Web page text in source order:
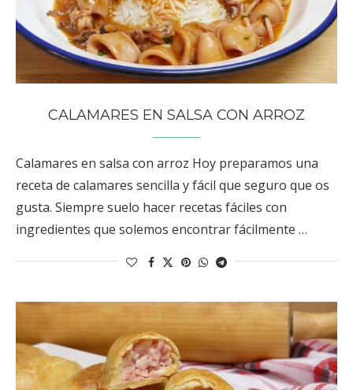
CALAMARES EN SALSA CON ARROZ
Calamares en salsa con arroz Hoy preparamos una
receta de calamares sencilla y fácil que seguro que os
gusta. Siempre suelo hacer recetas fáciles con
ingredientes que solemos encontrar fácilmente …